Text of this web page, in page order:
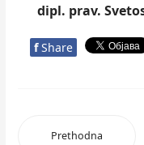
dipl. prav.
f Share
Prethodna